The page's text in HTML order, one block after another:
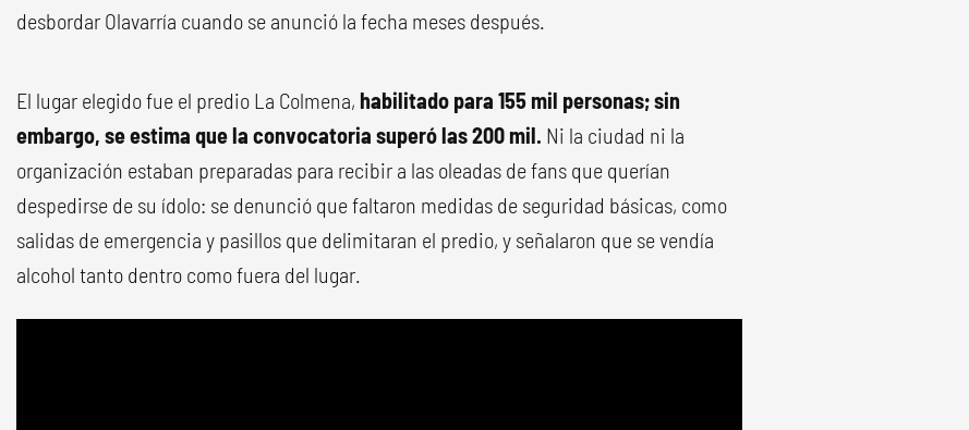
desbordar Olavarría cuando se anunció la fecha meses después.
El lugar elegido fue el predio La Colmena, habilitado para 155 mil personas; sin
embargo, se estima que la convocatoria superó las 200 mil. Ni la ciudad ni la
organización estaban preparadas para recibir a las oleadas de fans que querían
despedirse de su ídolo: se denunció que faltaron medidas de seguridad básicas, como
salidas de emergencia y pasillos que delimitaran el predio, y señalaron que se vendía
alcohol tanto dentro como fuera del lugar.